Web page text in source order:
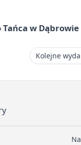
w
Kolejne